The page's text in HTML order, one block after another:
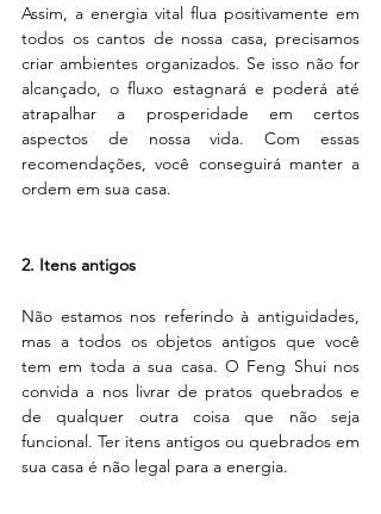
Assim, a energia vital flua positivamente em
todos os cantos de nossa casa, precisamos
criar ambientes organizados. Se isso não for
alcançado, o fluxo estagnará e poderá até
atrapalhar a prosperidade em certos
aspectos de nossa vida. Com essas
recomendações, você conseguirá manter a
ordem em sua casa.
2. Itens antigos
Não estamos nos referindo à antiguidades,
mas a todos os objetos antigos que você
tem em toda a sua casa. O Feng Shui nos
convida a nos livrar de pratos quebrados e
de qualquer outra coisa que não seja
funcional. Ter itens antigos ou quebrados em
sua casa é não legal para a energia.